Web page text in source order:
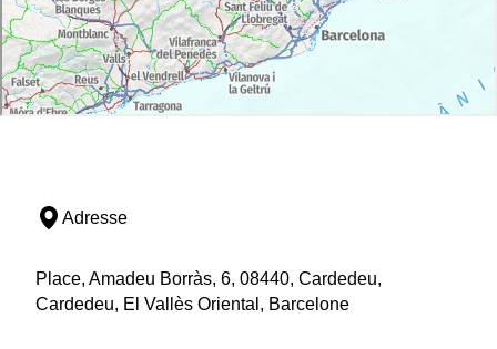
Adresse
Place, Amadeu Borràs, 6, 08440, Cardedeu,
Cardedeu, El Vallès Oriental, Barcelone